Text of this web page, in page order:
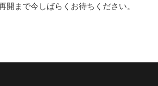
開まで今しばらくお待ちください。